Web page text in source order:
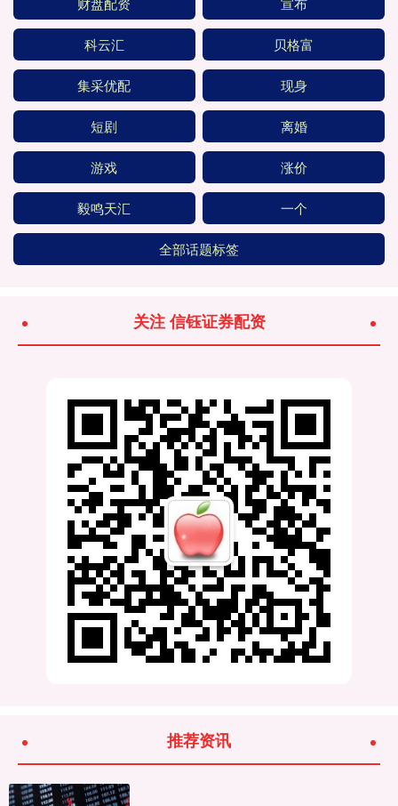
科云汇 贝格富
集采优配 现身
短剧 离婚
游戏 涨价
毅鸣天汇 一个
全部话题标签
关注 信钰证券配资
推荐资讯